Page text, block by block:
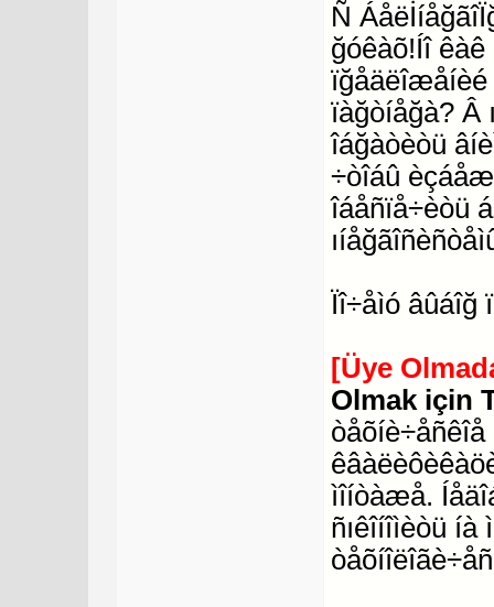
Ñ
ğóêàõ!Íî
ïğåäëîæåíèé
ïàğòíåğà? Â
îáğàòèòü
÷òîáû
îáåñïå÷èòü
Ïî÷åìó âûáîğ
[Üye
Olmak için
ìîíòàæå.
ñıêîíîìèòü íà